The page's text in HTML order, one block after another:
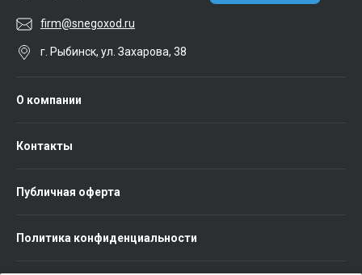
firm@snegoxod.ru
г. Рыбинск, ул. Захарова, 38
О компании
Контакты
Публичная оферта
Политика конфиденциальности